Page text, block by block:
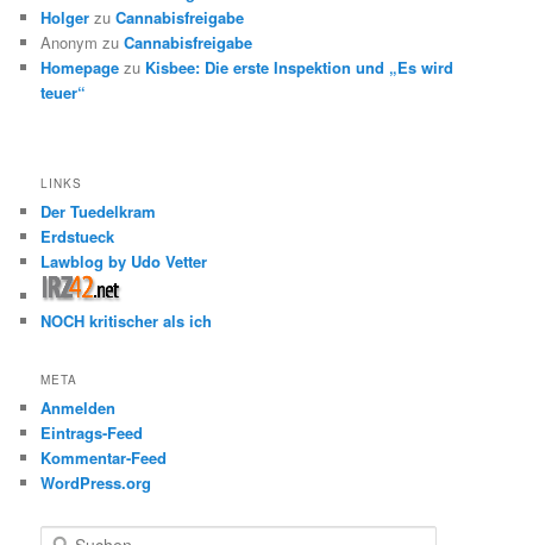
Holger zuCannabisfreigabe
Anonym zuCannabisfreigabe
Homepage zu Kisbee: Die erste Inspektion und „Es wird
teuer“
LINKS
Der Tuedelkram
Erdstueck
Lawblog by Udo Vetter
NOCH kritischer als ich
META
Anmelden
Eintrags-Feed
Kommentar-Feed
WordPress.org